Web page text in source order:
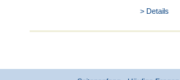
> Details